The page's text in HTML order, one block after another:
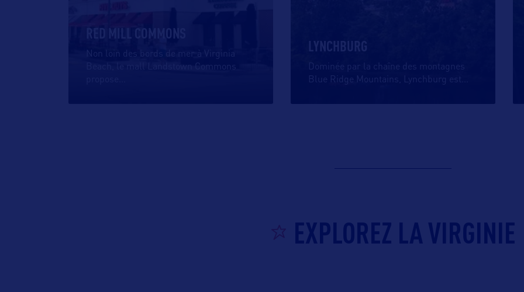
RED MILL COMMONS
Non loin des bords de mer à Virginia
Beach, le mall Landstown Commons
LYNCHBURG
Dominée par la chaîne des montagnes
Blue Ridge Mountains, Lynchburg est
EXPLOREZ LA VIRGINIE